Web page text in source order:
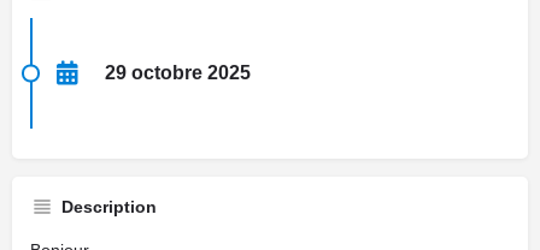
29 octobre 2025
Description